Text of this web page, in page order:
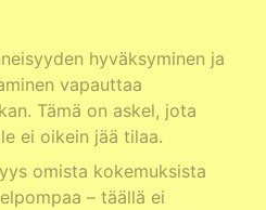
hyväksyminen ja
vapauttaa
Tämä on askel, jota
ei oikein jää tilaa.
omista kokemuksista
– täällä ei